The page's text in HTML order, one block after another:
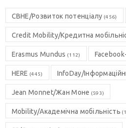
CBHE/Розвиток потенціалу (456)
Credit Mobility/Кредитна
Erasmus Mundus (112)
HERE (445) InfoDay/
Jean Monnet/Жан Моне (593)
Mobility/Академічна мобільність